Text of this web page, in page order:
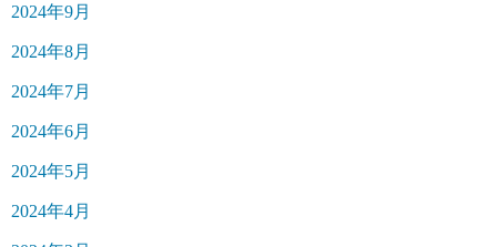
2024年9月
2024年8月
2024年7月
2024年6月
2024年5月
2024年4月